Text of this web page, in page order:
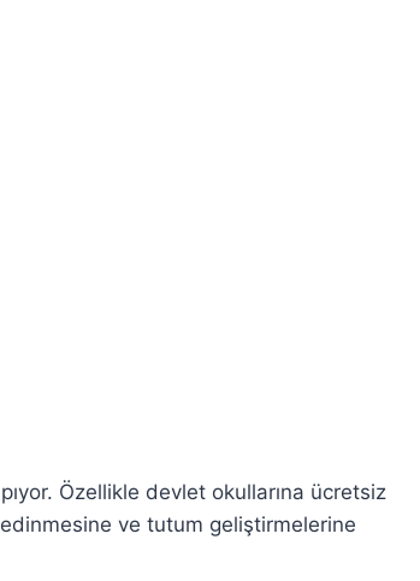
Özellikle devlet okullarına ücretsiz
ve tutum geliştirmelerine